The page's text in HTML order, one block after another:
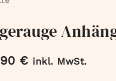
€ inkl. MwSt.